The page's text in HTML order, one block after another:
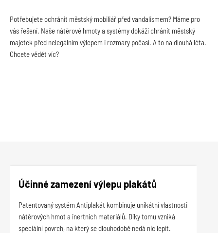
Potřebujete ochránit městský mobiliář před vandalismem? Máme pro
vás řešení. Naše nátěrové hmoty a systémy dokáží chránit městský
majetek před nelegálním výlepem i rozmary počasí. A to na dlouhá léta.
Chcete vědět víc?
Účinné zamezení výlepu plakátů
Patentovaný systém Antiplakát kombinuje unikátní vlastnosti
nátěrových hmot a inertních materiálů. Díky tomu vzniká
speciální povrch, na který se dlouhodobě nedá nic lepit.